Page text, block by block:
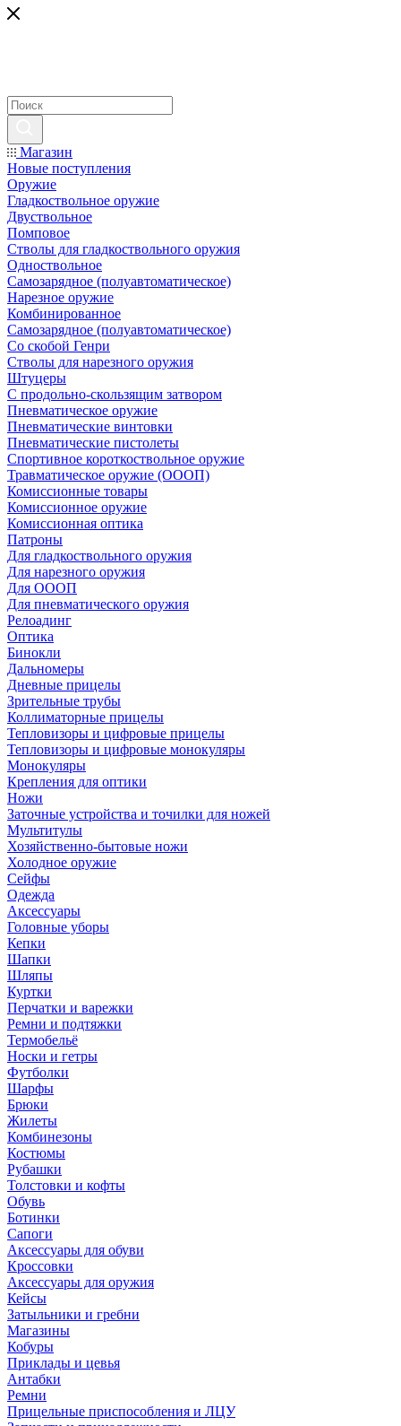
Магазин
Новые поступления
Оружие
Гладкоствольное оружие
Двуствольное
Помповое
Стволы для гладкоствольного оружия
Одноствольное
Самозарядное (полуавтоматическое)
Нарезное оружие
Комбинированное
Самозарядное (полуавтоматическое)
Со скобой Генри
Стволы для нарезного оружия
Штуцеры
С продольно-скользящим затвором
Пневматическое оружие
Пневматические винтовки
Пневматические пистолеты
Спортивное короткоствольное оружие
Травматическое оружие (ОООП)
Комиссионные товары
Комиссионное оружие
Комиссионная оптика
Патроны
Для гладкоствольного оружия
Для нарезного оружия
Для ОООП
Для пневматического оружия
Релоадинг
Оптика
Бинокли
Дальномеры
Дневные прицелы
Зрительные трубы
Коллиматорные прицелы
Тепловизоры и цифровые прицелы
Тепловизоры и цифровые монокуляры
Монокуляры
Крепления для оптики
Ножи
Заточные устройства и точилки для ножей
Мультитулы
Хозяйственно-бытовые ножи
Холодное оружие
Сейфы
Одежда
Аксессуары
Головные уборы
Кепки
Шапки
Шляпы
Куртки
Перчатки и варежки
Ремни и подтяжки
Термобельё
Носки и гетры
Футболки
Шарфы
Брюки
Жилеты
Комбинезоны
Костюмы
Рубашки
Толстовки и кофты
Обувь
Ботинки
Сапоги
Аксессуары для обуви
Кроссовки
Аксессуары для оружия
Кейсы
Затыльники и гребни
Магазины
Кобуры
Приклады и цевья
Антабки
Ремни
Прицельные приспособления и ЛЦУ